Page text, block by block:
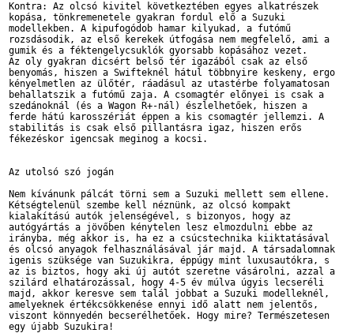
Kontra: Az olcsó kivitel következtében egyes alkatrészek
kopása, tönkremenetele gyakran fordul elő a Suzuki
modellekben. A kipufogódob hamar kilyukad, a futómű
rozsdásodik, az első kerekek útfogása nem megfelelő, ami a
gumik és a féktengelycsuklók gyorsabb kopásához vezet.
Az oly gyakran dicsért belső tér igazából csak az első
benyomás, hiszen a Swifteknél hátul többnyire keskeny, ergo
kényelmetlen az ülőtér, ráadásul az utastérbe folyamatosan
behallatszik a futómű zaja. A csomagtér előnyei is csak a
szedánoknál (és a Wagon R+-nál) észlelhetőek, hiszen a
ferde hátú karosszériát éppen a kis csomagtér jellemzi. A
stabilitás is csak első pillantásra igaz, hiszen erős
fékezéskor igencsak meginog a kocsi.
Az utolsó szó jogán
Nem kívánunk pálcát törni sem a Suzuki mellett sem ellene.
Kétségtelenül szembe kell néznünk, az olcsó kompakt
kialakítású autók jelenségével, s bizonyos, hogy az
autógyártás a jövőben kénytelen lesz elmozdulni ebbe az
irányba, még akkor is, ha ez a csúcstechnika kiiktatásával
és olcsó anyagok felhasználásával jár majd. A társadalomnak
igenis szüksége van Suzukikra, éppúgy mint luxusautókra, s
az is biztos, hogy aki új autót szeretne vásárolni, azzal a
szilárd elhatározással, hogy 4-5 év múlva úgyis lecseréli
majd, akkor keresve sem talál jobbat a Suzuki modelleknél,
amelyeknek értékcsökkenése ennyi idő alatt nem jelentős,
viszont könnyedén becserélhetőek. Hogy mire? Természetesen
egy újabb Suzukira!